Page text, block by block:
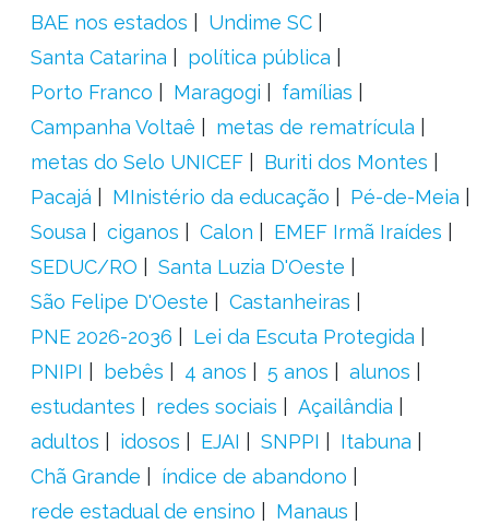
BAE nos estados
Undime SC
Santa Catarina
política pública
Porto Franco
Maragogi
famílias
Campanha Voltaê
metas de rematrícula
metas do Selo UNICEF
Buriti dos Montes
Pacajá
MInistério da educação
Pé-de-Meia
Sousa
ciganos Calon
EMEF Irmã Iraídes
SEDUC/RO
Santa Luzia D'Oeste
São Felipe D'Oeste
Castanheiras
PNE 2026-2036
Lei da Escuta Protegida
PNIPI
bebês 4 anos 5 anos
alunos
estudantes
redes sociais
Açailândia
adultos
idosos EJAI SNPPI
Itabuna
Chã Grande
índice de abandono
rede estadual de ensino
Manaus